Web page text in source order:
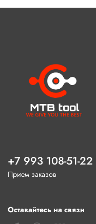
+7 993 108-51-22
Прием заказов
Оставайтесь на связи